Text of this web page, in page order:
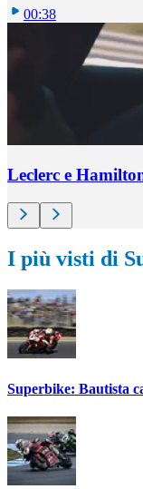
00:38
Leclerc e
I più visti di
Superbike: Bautista